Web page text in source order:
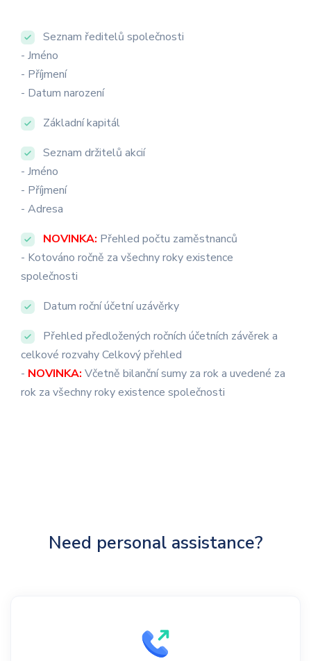
Seznam ředitelů společnosti
- Jméno
- Příjmení
- Datum narození
Základní kapitál
Seznam držitelů akcií
- Jméno
- Příjmení
- Adresa
NOVINKA: Přehled počtu zaměstnanců
- Kotováno ročně za všechny roky existence
společnosti
Datum roční účetní uzávěrky
Přehled předložených ročních účetních závěrek a
celkové rozvahy Celkový přehled
- NOVINKA: Včetně bilanční sumy za rok a uvedené za
rok za všechny roky existence společnosti
Need personal assistance?